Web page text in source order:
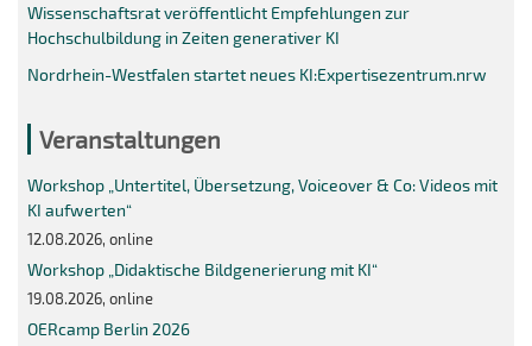
Wissenschaftsrat veröffentlicht Empfehlungen zur
Hochschulbildung in Zeiten generativer KI
Nordrhein-Westfalen startet neues KI:Expertisezentrum.nrw
Veranstaltungen
Workshop „Untertitel, Übersetzung, Voiceover & Co: Videos mit
KI aufwerten“
12.08.2026, online
Workshop „Didaktische Bildgenerierung mit KI“
19.08.2026, online
OERcamp Berlin 2026